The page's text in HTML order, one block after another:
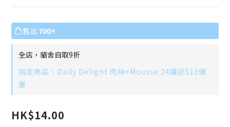
售出 700+
全店，貓舍自取9折
指定商品，Daily Delight 肉絲+Mousse 24罐@$13優
惠
HK$14.00